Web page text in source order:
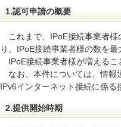
1.認可申請の概要
これまで、IPoE接続事業者
り、IPoE接続事業者様の数を
IPoE接続事業者様が増える
なお、本件については、情
IPv6インターネット接続に係る
2.提供開始時期